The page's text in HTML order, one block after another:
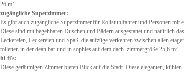
26 m².
zugängliche Superzimmer:
Es gibt auch zugängliche Superzimmer für Rollstuhlfahrer und Personen mit
Diese sind mit begehbaren Duschen und Bädern ausgestattet und natürlich
Leckereien, Leckereien und Spaß. die aufzüge verkehren zwischen allen
toiletten in der dean bar und in sophies auf dem dach. zimmergröße 25,6 m².
hi-fi's:
Diese geräumigen Zimmer bieten Blick auf die Stadt. Diese eleganten,